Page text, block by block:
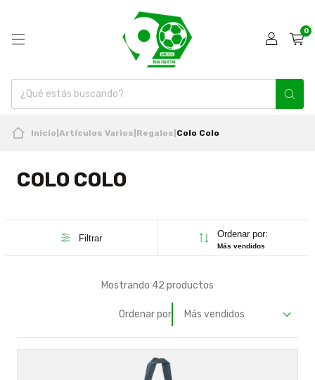
0
Inicio Artículos Varios Regalos Colo Colo
COLO COLO
Filtrar Ordenar por:
Más vendidos
Mostrando 42 productos
Ordenar por